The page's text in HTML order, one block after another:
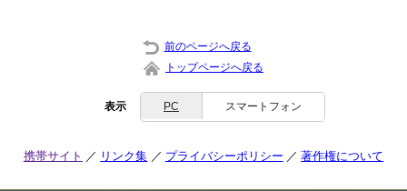
前のページへ戻る
トップページへ戻る
表示 PC スマートフォン
携帯サイト リンク集 プライバシーポリシー 著作権について